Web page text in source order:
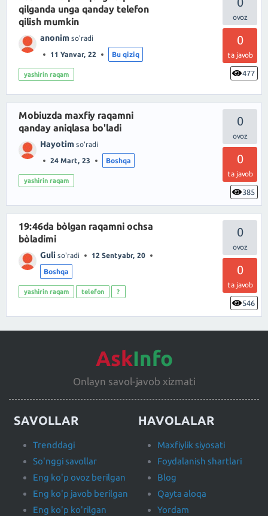
0
ta javob
477
qilganda unga qanday telefon
qilish mumkin
anonim so'radi
11 Yanvar, 22 Bu qiziq
yashirin raqam
0
0
ta javob
385
Mobiuzda maxfiy raqamni
qanday aniqlasa bo'ladi
Hayotim so'radi
24 Mart, 23 Boshqa
yashirin raqam
0
0
ta javob
546
19:46da bòlgan raqamni ochsa
bòladimi
Guli so'radi 12 Sentyabr, 20
Boshqa
yashirin raqam telefon ?
AskInfo
Onlayn savol-javob xizmati
SAVOLLAR
Trenddagi
So'nggi savollar
Eng ko'p ovoz berilgan
Eng ko'p javob berilgan
Eng ko'p ko'rilgan
HAVOLALAR
Maxfiylik siyosati
Foydalanish shartlari
Blog
Qayta aloqa
Yordam